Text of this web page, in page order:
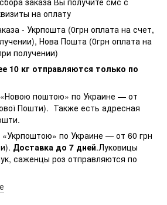
на оплату
- Укрпошта (0грн оплата на счет,
Нова Пошта (0грн оплата на
получении)
10 кг отправляются только по
поштою» по Украине — от
Пошти). Также есть адресная
по Украине — от 60 грн
Доставка до 7 дней.Луковицы
саженцы роз отправляются по